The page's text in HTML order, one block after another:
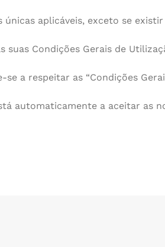
únicas aplicáveis, exceto se
suas Condições Gerais de
a respeitar as “Condições
automaticamente a aceitar as